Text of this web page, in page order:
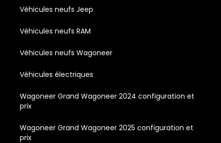
Véhicules neufs Jeep
Véhicules neufs RAM
Véhicules neufs Wagoneer
Véhicules électriques
Wagoneer Grand Wagoneer 2024 configuration et
prix
Wagoneer Grand Wagoneer 2025 configuration et
prix